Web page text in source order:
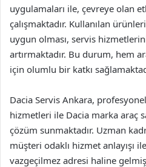
uygulamaları ile, çevreye olan
çalışmaktadır. Kullanılan
uygun olması, servis
artırmaktadır. Bu durum, hem
için olumlu bir katkı
Dacia Servis Ankara,
hizmetleri ile Dacia marka araç
çözüm sunmaktadır. Uzman
müşteri odaklı hizmet anlayışı
vazgeçilmez adresi haline